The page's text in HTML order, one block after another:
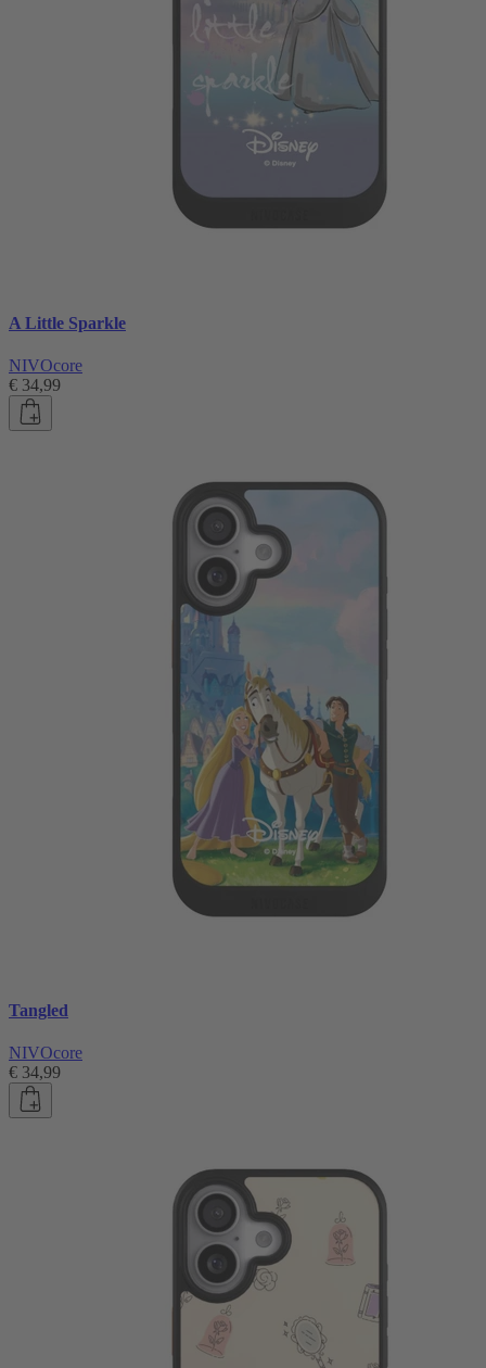
A Little Sparkle
NIVOcore
€ 34,99
Tangled
NIVOcore
€ 34,99